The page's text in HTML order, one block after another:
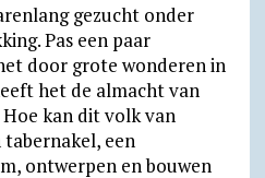
gezucht onder
Pas een paar
door grote wonderen in
het de almacht van
kan dit volk van
een
ontwerpen en bouwen